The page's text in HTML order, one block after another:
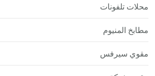
محلات تلفونات
مطابخ المنيوم
مقوي سيرفس